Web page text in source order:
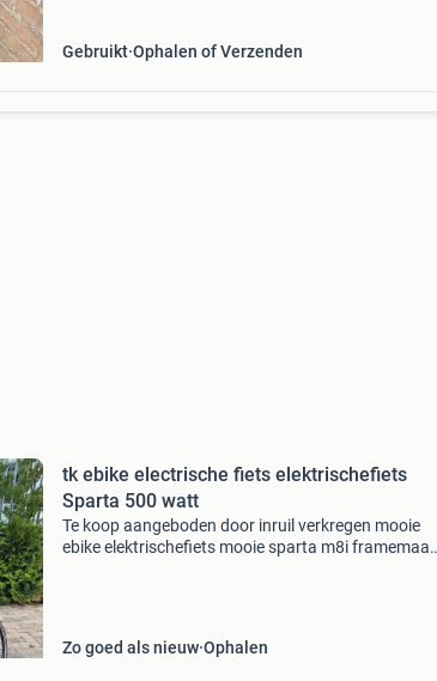
Gebruikt Ophalen of Verzenden
tk ebike electrische fiets elektrischefiets
Sparta 500 watt
Te koop aangeboden door inruil verkregen mooie
ebike elektrischefiets mooie sparta m8i framemaat
Zo goed als nieuw Ophalen